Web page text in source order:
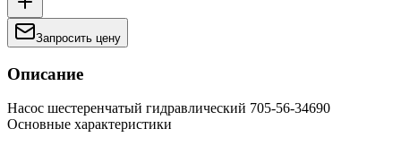
Запросить цену
Описание
Насос шестеренчатый гидравлический 705-56-34690
Основные характеристики